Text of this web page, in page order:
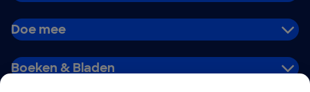
Doe mee
Boeken & Bladen